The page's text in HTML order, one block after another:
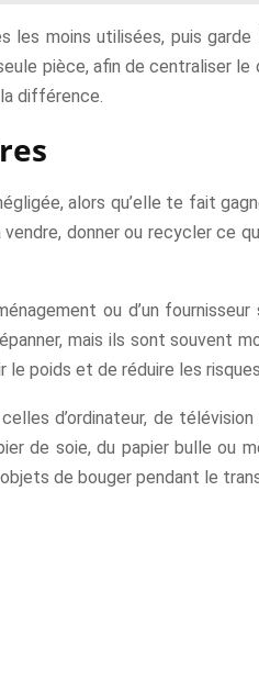
moins utilisées, puis
pièce, afin de centraliser
différence.
alors qu’elle te fait
donner ou recycler ce
ou d’un
mais ils sont souvent
poids et de réduire les
d’ordinateur, de
de soie, du papier bulle ou
de bouger pendant le